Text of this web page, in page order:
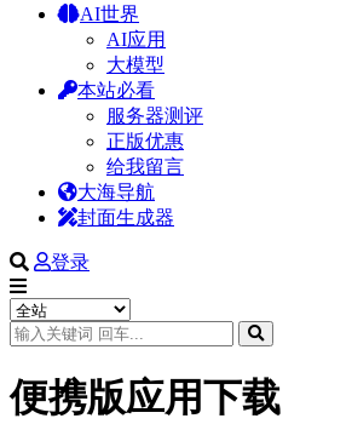
AI世界
AI应用
大模型
本站必看
服务器测评
正版优惠
给我留言
大海导航
封面生成器
登录
便携版应用下载